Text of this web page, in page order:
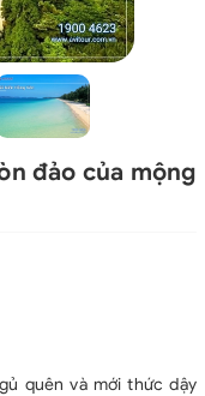
đảo của mộng
quên và mới thức dậy